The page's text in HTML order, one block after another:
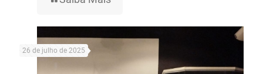
26 de julho de 2025